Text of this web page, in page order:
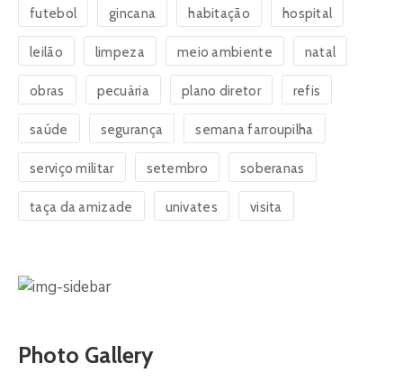
futebol gincana habitação hospital
leilão limpeza meio ambiente natal
obras pecuária plano diretor refis
saúde segurança semana farroupilha
serviço militar setembro soberanas
taça da amizade univates visita
Photo Gallery